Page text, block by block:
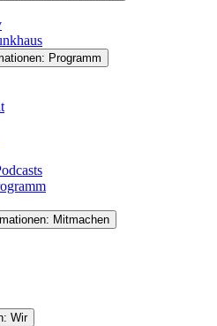
Programm
Mitmachen
Wir